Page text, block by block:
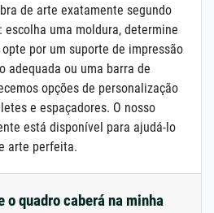
de arte exatamente segundo
escolha uma moldura, determine
por um suporte de impressão
adequada ou uma barra de
opções de personalização
e espaçadores. O nosso
está disponível para ajudá-lo
arte perfeita.
o quadro caberá na minha